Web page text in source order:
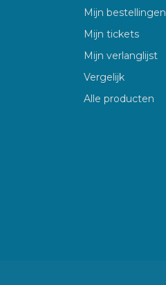
Mijn bestellingen
Mijn tickets
Mijn verlanglijst
Vergelijk
Alle producten